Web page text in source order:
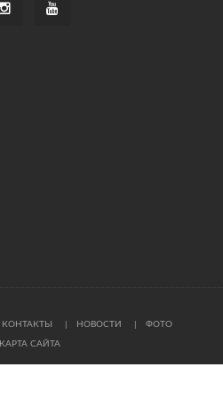
КОНТАКТЫ НОВОСТИ ФОТО
КАРТА САЙТА